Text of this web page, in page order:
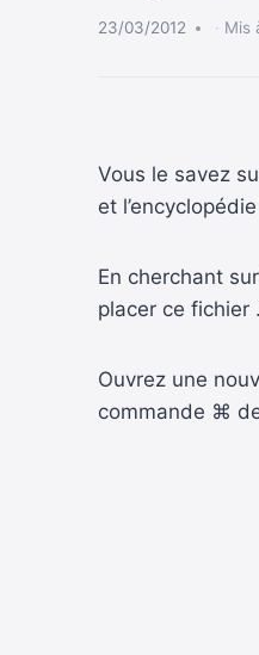
23/03/2012 Mis
Vous le savez
et
En cherchant
placer ce fichier
Ouvrez une
commande ⌘